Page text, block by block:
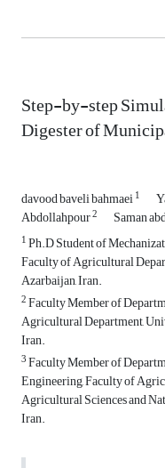
Step-by-step
Digester of
davood baveli bahmaei1
Abdollahpour2 Saman
1Ph.D Student of
Faculty of Agricultural
Azarbaijan, Iran.
2Faculty Member of
Agricultural Department,
Iran.
3Faculty Member of
Engineering, Faculty of
Agricultural Sciences and
Iran.